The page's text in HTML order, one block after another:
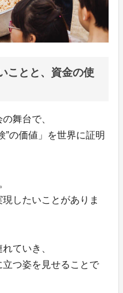
ことと、資金の使
舞台で、
”の価値」を世界に証明
したいことがありま
ていき、
つ姿を見せることで